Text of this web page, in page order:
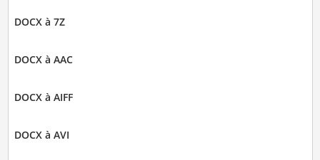
DOCX à 7Z
DOCX à AAC
DOCX à AIFF
DOCX à AVI